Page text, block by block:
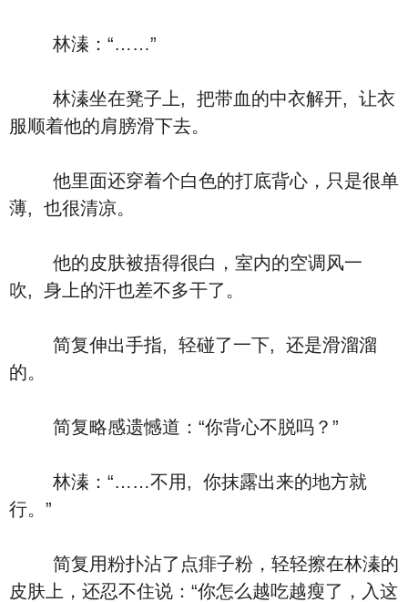
林溱：“……”
林溱坐在凳子上, 把带血的中衣解开, 让衣
服顺着他的肩膀滑下去。
他里面还穿着个白色的打底背心，只是很单
薄, 也很清凉。
他的皮肤被捂得很白，室内的空调风一
吹, 身上的汗也差不多干了。
简复伸出手指, 轻碰了一下, 还是滑溜溜
的。
简复略感遗憾道：“你背心不脱吗？”
林溱：“……不用, 你抹露出来的地方就
行。”
简复用粉扑沾了点痱子粉，轻轻擦在林溱的
皮肤上，还忍不住说：“你怎么越吃越瘦了，入这